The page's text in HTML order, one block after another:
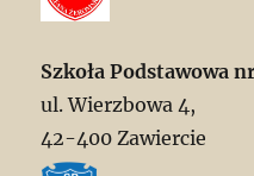
Szkoła Podstawowa
ul. Wierzbowa 4,
42-400 Zawiercie